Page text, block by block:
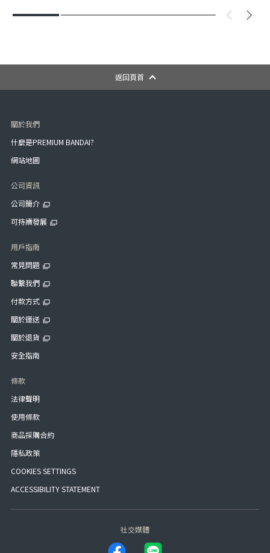
返回頁首
關於我們
什麼是PREMIUM BANDAI?
網站地圖
公司資訊
公司簡介
可持續發展
用戶指南
常見問題
聯繫我們
付款方式
關於運送
關於退貨
安全指南
條款
法律聲明
使用條款
商品採購合約
隱私政策
COOKIES SETTINGS
ACCESSIBILITY STATEMENT
社交媒體